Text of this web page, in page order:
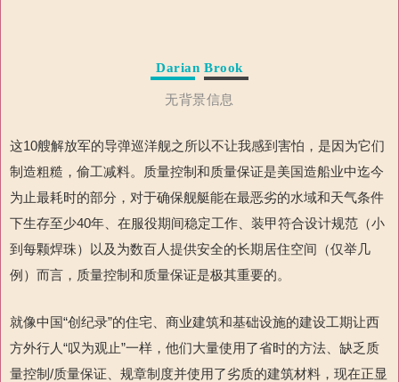
Darian Brook
无背景信息
这10艘解放军的导弹巡洋舰之所以不让我感到害怕，是因为它们
制造粗糙，偷工减料。质量控制和质量保证是美国造船业中迄今
为止最耗时的部分，对于确保舰艇能在最恶劣的水域和天气条件
下生存至少40年、在服役期间稳定工作、装甲符合设计规范（小
到每颗焊珠）以及为数百人提供安全的长期居住空间（仅举几
例）而言，质量控制和质量保证是极其重要的。
就像中国“创纪录”的住宅、商业建筑和基础设施的建设工期让西
方外行人“叹为观止”一样，他们大量使用了省时的方法、缺乏质
量控制/质量保证、规章制度并使用了劣质的建筑材料，现在正显